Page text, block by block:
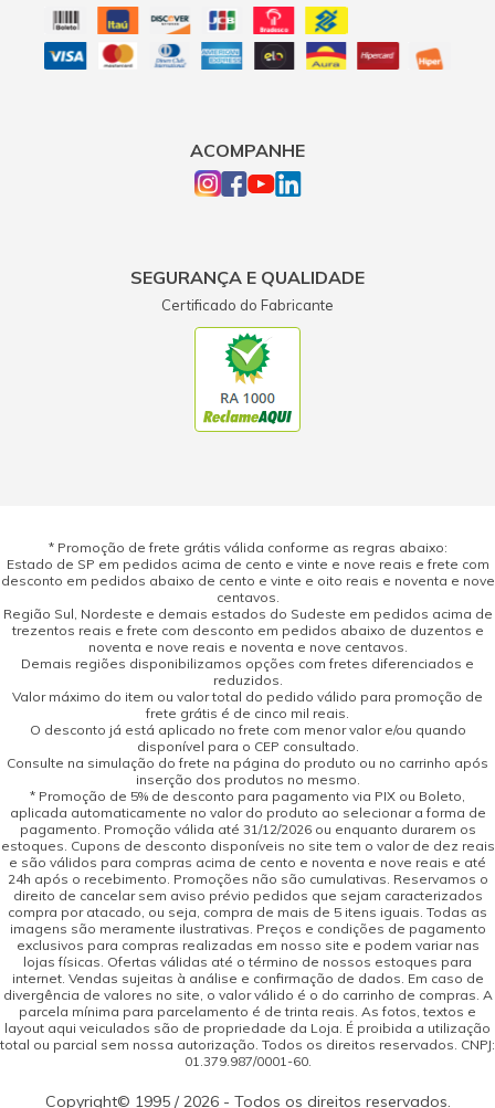
ACOMPANHE
SEGURANÇA E QUALIDADE
Certificado do Fabricante
* Promoção de frete grátis válida conforme as regras abaixo:
Estado de SP em pedidos acima de cento e vinte e nove reais e frete com
desconto em pedidos abaixo de cento e vinte e oito reais e noventa e nove
centavos.
Região Sul, Nordeste e demais estados do Sudeste em pedidos acima de
trezentos reais e frete com desconto em pedidos abaixo de duzentos e
noventa e nove reais e noventa e nove centavos.
Demais regiões disponibilizamos opções com fretes diferenciados e
reduzidos.
Valor máximo do item ou valor total do pedido válido para promoção de
frete grátis é de cinco mil reais.
O desconto já está aplicado no frete com menor valor e/ou quando
disponível para o CEP consultado.
Consulte na simulação do frete na página do produto ou no carrinho após
inserção dos produtos no mesmo.
* Promoção de 5% de desconto para pagamento via PIX ou Boleto,
aplicada automaticamente no valor do produto ao selecionar a forma de
pagamento. Promoção válida até 31/12/2026 ou enquanto durarem os
estoques. Cupons de desconto disponíveis no site tem o valor de dez reais
e são válidos para compras acima de cento e noventa e nove reais e até
24h após o recebimento. Promoções não são cumulativas. Reservamos o
direito de cancelar sem aviso prévio pedidos que sejam caracterizados
compra por atacado, ou seja, compra de mais de 5 itens iguais. Todas as
imagens são meramente ilustrativas. Preços e condições de pagamento
exclusivos para compras realizadas em nosso site e podem variar nas
lojas físicas. Ofertas válidas até o término de nossos estoques para
internet. Vendas sujeitas à análise e confirmação de dados. Em caso de
divergência de valores no site, o valor válido é o do carrinho de compras. A
parcela mínima para parcelamento é de trinta reais. As fotos, textos e
layout aqui veiculados são de propriedade da Loja. É proibida a utilização
total ou parcial sem nossa autorização. Todos os direitos reservados. CNPJ:
01.379.987/0001-60.
Copyright© 1995 / 2026 - Todos os direitos reservados.